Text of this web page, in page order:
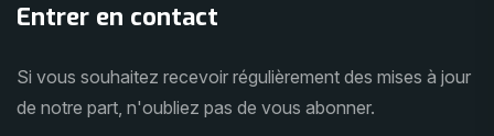
Entrer en contact
Si vous souhaitez recevoir régulièrement des mises à jour
de notre part, n'oubliez pas de vous abonner.